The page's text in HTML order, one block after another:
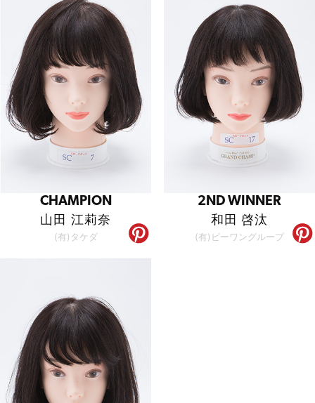
CHAMPION
山田 江莉奈
(有)タケダ
2ND WINNER
和田 啓汰
(有)ビーワングループ